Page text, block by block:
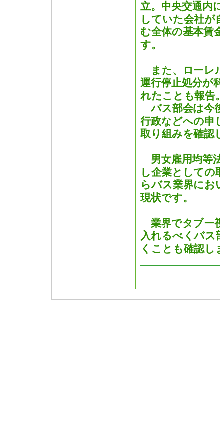
立。中央交通内
していた会社が
む全体の基本賃
す。
また、ローレ
運行停止処分が
れたことも報告
バス部会は今
行政などへの申
取り組みを確認
男女雇用均等
し企業としての
らバス業界に
現状です。
業界でタブー
入れるべくバス
くことも確認し